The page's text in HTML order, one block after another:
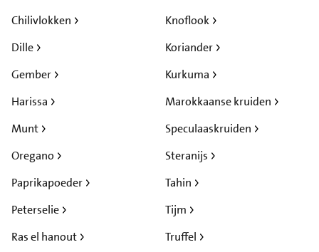
Chilivlokken
Dille
Gember
Harissa
Knoflook
Koriander
Kurkuma
Marokkaanse kruiden
Munt
Oregano
Paprikapoeder
Peterselie
Ras el hanout
Speculaaskruiden
Steranijs
Tahin
Tijm
Truffel